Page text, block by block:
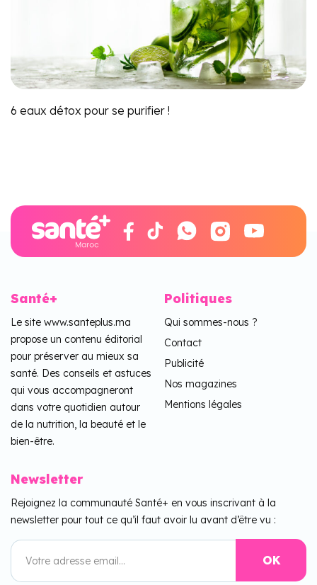
6 eaux détox pour se purifier !
Santé+
Le site www.santeplus.ma
propose un contenu éditorial
pour préserver au mieux sa
santé. Des conseils et astuces
qui vous accompagneront
dans votre quotidien autour
de la nutrition, la beauté et le
bien-être.
Politiques
Qui sommes-nous ?
Contact
Publicité
Nos magazines
Mentions légales
Newsletter
Rejoignez la communauté Santé+ en vous inscrivant à la
newsletter pour tout ce qu’il faut avoir lu avant d’être vu :